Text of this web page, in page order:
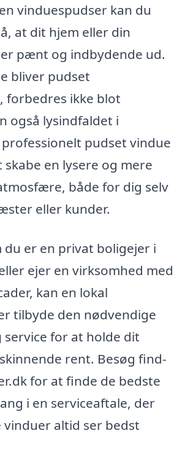
vinduespudser kan du
at dit hjem eller din
pænt og indbydende ud.
bliver pudset
forbedres ikke blot
også lysindfaldet i
pudset vindue
en lysere og mere
både for dig selv
eller kunder.
du er en privat boligejer i
ejer en virksomhed med
kan en lokal
tilbyde den nødvendige
service for at holde dit
rent. Besøg find-
for at finde de bedste
i en serviceaftale, der
vinduer altid ser bedst